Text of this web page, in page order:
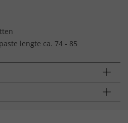
lengte ca. 74 - 85